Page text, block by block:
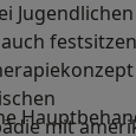
mit